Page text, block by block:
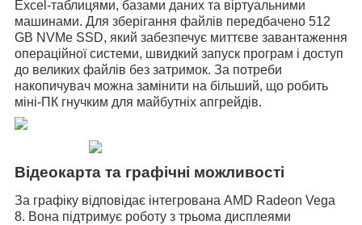
Excel-таблицями, базами даних та віртуальними
машинами. Для зберігання файлів передбачено 512
GB NVMe SSD, який забезпечує миттєве завантаження
операційної системи, швидкий запуск програм і доступ
до великих файлів без затримок. За потреби
накопичувач можна замінити на більший, що робить
міні-ПК гнучким для майбутніх апгрейдів.
Відеокарта та графічні можливості
За графіку відповідає інтегрована AMD Radeon Vega
8. Вона підтримує роботу з трьома дисплеями